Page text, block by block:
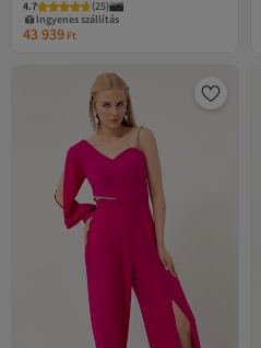
dekoltált, hosszú estélyi ruha
4.7 (25)
Ingyenes szállítás
43 939 Ft